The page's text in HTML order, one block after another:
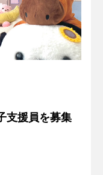
支援員を募集